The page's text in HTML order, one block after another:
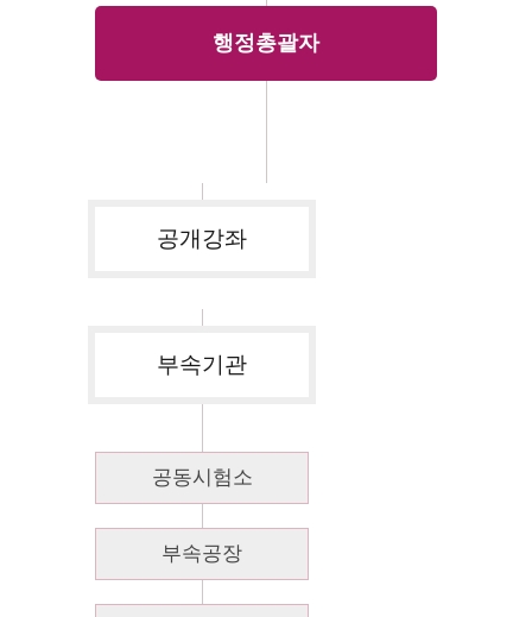
행정총괄자
공개강좌
부속기관
공동시험소
부속공장